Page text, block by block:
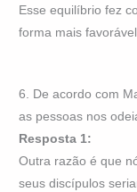
Esse equilíbrio fez
forma mais
6. De acordo com
as pessoas nos
Resposta 1:
Outra razão é que
seus discípulos